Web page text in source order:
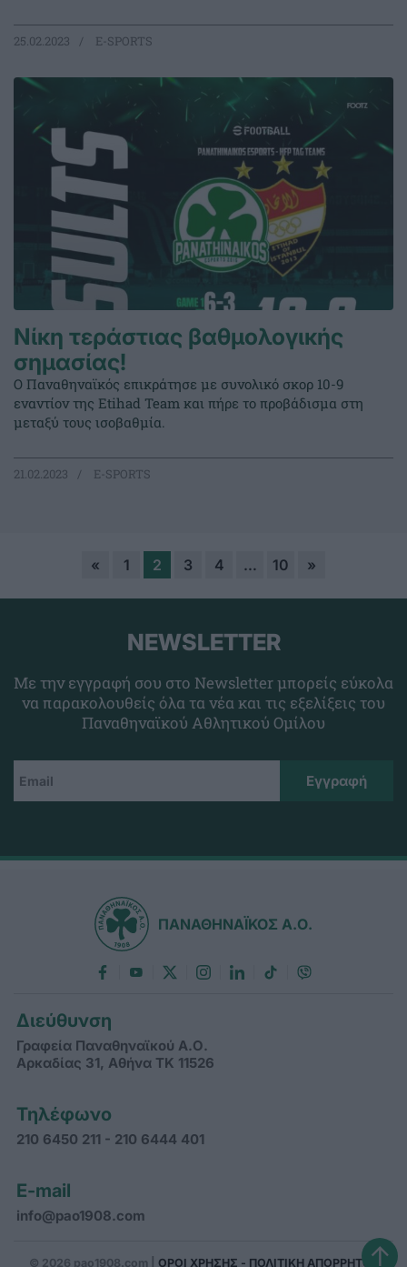
25.02.2023 E-SPORTS
Νίκη τεράστιας βαθμολογικής
σημασίας!
Ο Παναθηναϊκός επικράτησε με συνολικό σκορ 10-9
εναντίον της Etihad Team και πήρε το προβάδισμα στη
μεταξύ τους ισοβαθμία.
21.02.2023 E-SPORTS
« 1 2 3 4 … 10 »
NEWSLETTER
Με την εγγραφή σου στο Newsletter μπορείς εύκολα
να παρακολουθείς όλα τα νέα και τις εξελίξεις του
Παναθηναϊκού Αθλητικού Ομίλου
ΠΑΝΑΘΗΝΑΪΚΟΣ Α.Ο.
Διεύθυνση
Γραφεία Παναθηναϊκού Α.Ο.
Αρκαδίας 31, Αθήνα ΤΚ 11526
Τηλέφωνο
210 6450 211 - 210 6444 401
E-mail
info@pao1908.com
© 2026 pao1908.com | ΟΡΟΙ ΧΡΗΣΗΣ - ΠΟΛΙΤΙΚΗ ΑΠΟΡΡΗΤΟΥ↑